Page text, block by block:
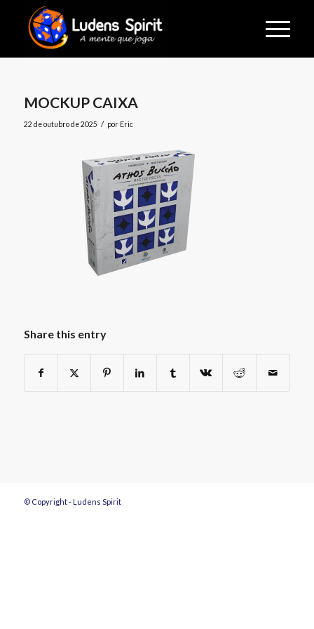
MOCKUP CAIXA
22 de outubro de 2025 / por Eric
Share this entry
© Copyright - Ludens Spirit